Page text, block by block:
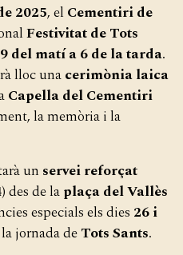
2025, elCementiri de
Festivitat de Tots
9 del matí a 6 de la tarda.
lloc unacerimònia laica
Capella del Cementiri
la memòria i la
un servei reforçat
) des de laplaça del Vallès
especials els dies 26 i
jornada deTots Sants.